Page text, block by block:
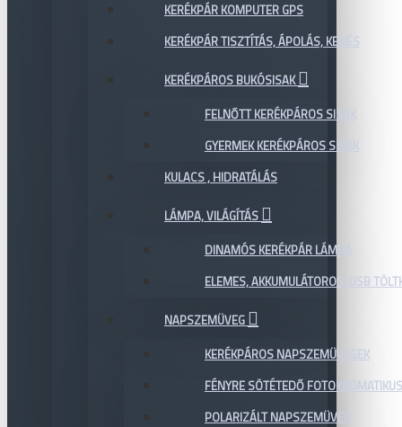
KERÉKPÁR KOMPUTER GPS
KERÉKPÁR TISZTÍTÁS, ÁPOLÁS, KENÉS
KERÉKPÁROS BUKÓSISAK
FELNŐTT KERÉKPÁROS SISAK
GYERMEK KERÉKPÁROS SISAK
KULACS , HIDRATÁLÁS
LÁMPA, VILÁGÍTÁS
DINAMÓS KERÉKPÁR LÁMPA
ELEMES, AKKUMULÁTOROS, USB
NAPSZEMÜVEG
KERÉKPÁROS NAPSZEMÜVEGEK
FÉNYRE SÖTÉTEDŐ
POLARIZÁLT NAPSZEMÜVEG